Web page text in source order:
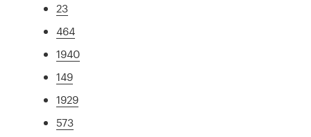
23
464
1940
149
1929
573